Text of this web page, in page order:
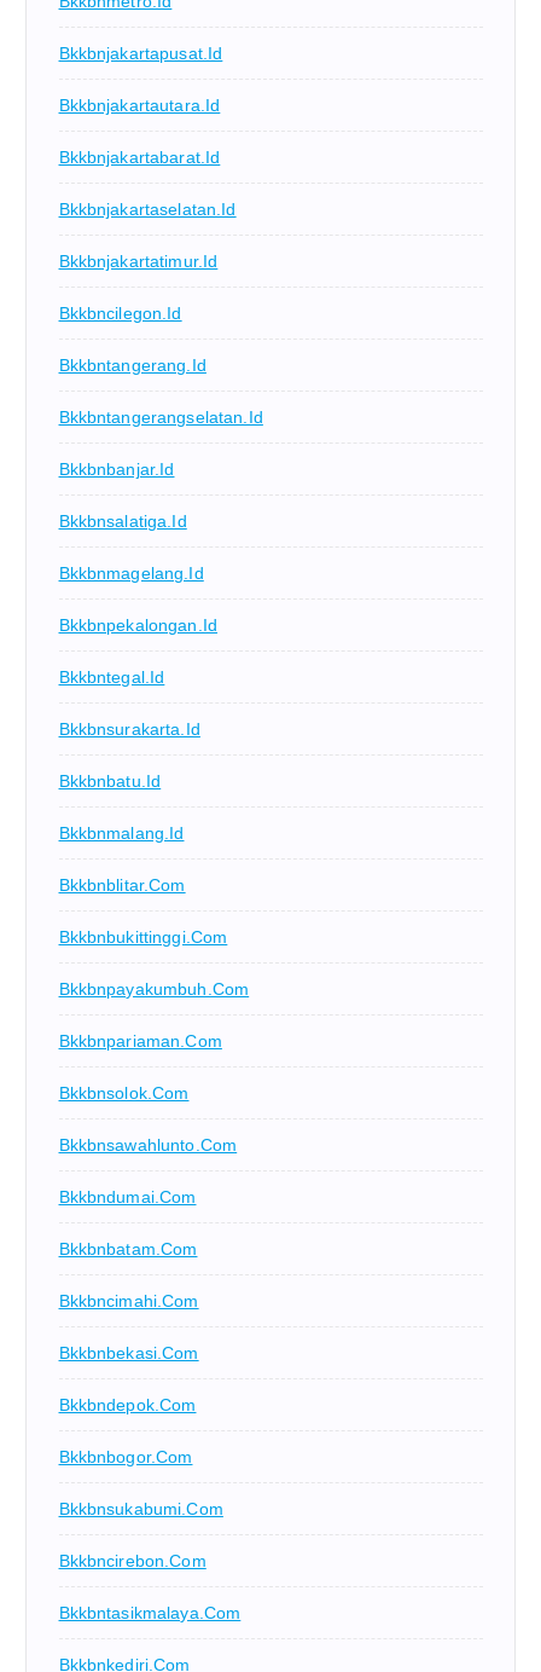
Bkkbnjakartapusat.id
Bkkbnjakartautara.id
Bkkbnjakartabarat.id
Bkkbnjakartaselatan.id
Bkkbnjakartatimur.id
Bkkbncilegon.id
Bkkbntangerang.id
Bkkbntangerangselatan.id
Bkkbnbanjar.id
Bkkbnsalatiga.id
Bkkbnmagelang.id
Bkkbnpekalongan.id
Bkkbntegal.id
Bkkbnsurakarta.id
Bkkbnbatu.id
Bkkbnmalang.id
Bkkbnblitar.com
Bkkbnbukittinggi.com
Bkkbnpayakumbuh.com
Bkkbnpariaman.com
Bkkbnsolok.com
Bkkbnsawahlunto.com
Bkkbndumai.com
Bkkbnbatam.com
Bkkbncimahi.com
Bkkbnbekasi.com
Bkkbndepok.com
Bkkbnbogor.com
Bkkbnsukabumi.com
Bkkbncirebon.com
Bkkbntasikmalaya.com
Bkkbnkediri.com